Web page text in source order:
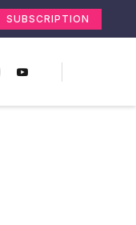
SUBSCRIPTION